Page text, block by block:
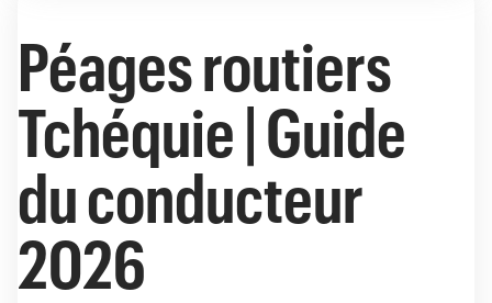
Péages routiers
Tchéquie | Guide
du conducteur
2026